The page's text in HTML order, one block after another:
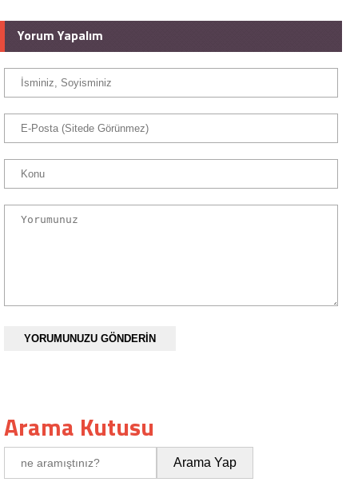
Yorum Yapalım
YORUMUNUZU GÖNDERİN
Arama Kutusu